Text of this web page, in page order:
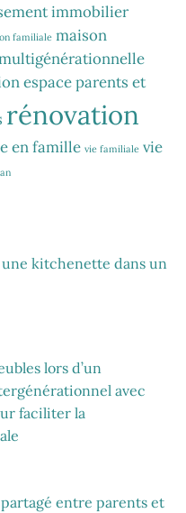
immobilier
familiale maison
espaceparents et
rénovation
en famille vie familiale vie
kitchenette dans un
lors d’un
avec
faciliter la
entre parents et